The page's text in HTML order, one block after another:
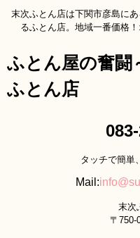
ふとん屋の奮闘
ふとん店
末次ふとん店は下関市彦島に
るふとん店。地域一番価格
タッチで簡単
Mail:
末次
〒750-